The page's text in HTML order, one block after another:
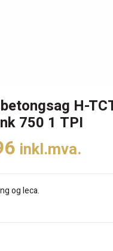
H-
750 1 TPI
Nåværende
er:
inkl.mva.
og leca.